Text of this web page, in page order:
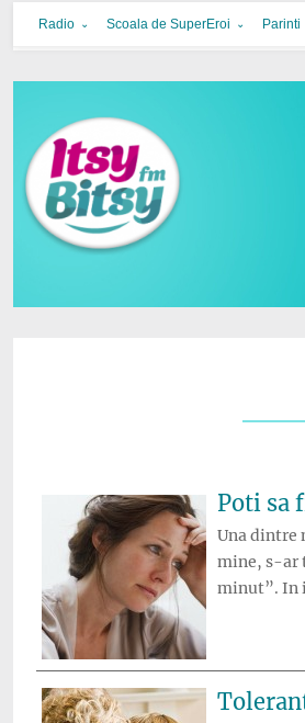
Itsy Bitsy
bucurie in familie
Radio Scoala de SuperEroi Parinti
Poti sa
Una dintre
mine, s-ar
minut”. In